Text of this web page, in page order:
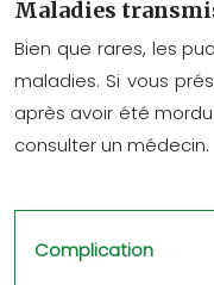
Maladies
Bien que rares, les
maladies. Si vous
après avoir été
consulter un médecin.
Complication